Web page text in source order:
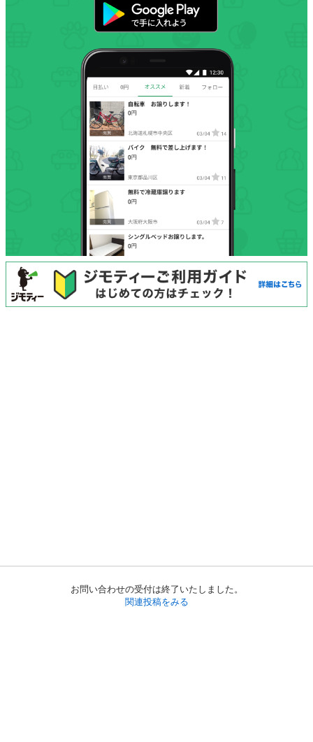
お問い合わせの受付は終了いたしました。
関連投稿をみる